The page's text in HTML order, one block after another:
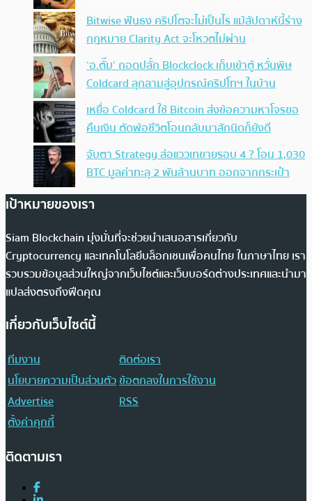
Bitwise ฟันธง คริปโตจะไม่เป็นไร แม้สัปดาห์นี้ร่าง
กฎหมาย Clarity Act จะโหวตไม่ผ่าน
‘อ.ตั๊ม’ ถอดปลั้ก Blockclock เก็บเข้าตู้ หวั่นพิษ
Coldcard ลุกลามสู่อุปกรณ์คริปโทฯ ในบ้าน
เหยื่อ Coldcard ใช้ Bitcoin ส่งข้อความหาโจรขอ
คืนเงิน ตัดพ้อชีวิตโอนกลับมาสักนิดก็ยังดี
จับตา Strategy ส่อแววเทขายรอบ 4 ? โอน 1,030
BTC มูลค่าทะลุ 2 พันล้านบาท ออกจากกระเป๋า
เป้าหมายของเรา
Siam Blockchain มุ่งมั่นที่จะช่วยนำเสนอสารเกี่ยวกับ
Cryptocurrency และเทคโนโลยีบล็อกเชนเพื่อคนไทย ในภาษาไทย เรา
รวบรวมข้อมูลส่วนใหญ่จากเว็บไซต์และเว็บบอร์ดต่างประเทศและนำมา
แปลส่งตรงถึงฟีดคุณ
เกี่ยวกับเว็บไซต์นี้
ทีมงาน
ติดต่อเรา
นโยบายความเป็นส่วนตัวข้อตกลงในการใช้งาน
Advertise
RSS
ตั้งค่าคุกกี้
ติดตามเรา